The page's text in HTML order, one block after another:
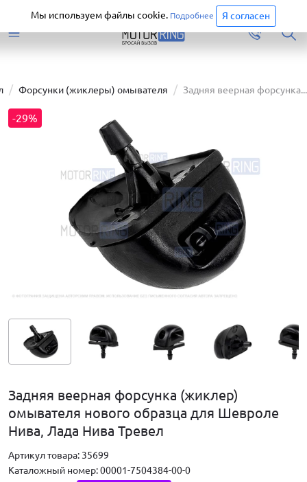
Перейти
Форсунки (жиклеры) омывателя Задняя веерная форсунка...
-29%
Задняя веерная форсунка (жиклер)
омывателя нового образца для Шевроле
Нива, Лада Нива Тревел
Артикул товара: 35699
Каталожный номер: 00001-7504384-00-0
Мы используем файлы cookie. Подробнее Я согласен